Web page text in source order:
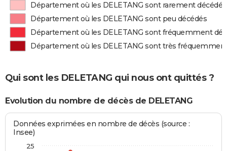
Département où les DELETANG sont rarement décédés
Département où les DELETANG sont peu décédés
Département où les DELETANG sont fréquemment
Département où les DELETANG sont très
Qui sont les DELETANG qui nous ont quittés ?
Evolution du nombre de décès de DELETANG
Données exprimées en nombre de décès (source :
Insee)
25